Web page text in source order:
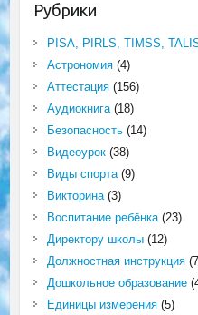
Рубрики
PISA, PIRLS, TIMSS,
Астрономия(4)
Аттестация(156)
Аудиокнига(18)
Безопасность(14)
Видеоурок(38)
Виды спорта(9)
Викторина(3)
Воспитание ребёнка(23)
Директору школы(12)
Должностная инструкция
Дошкольное образование
Единицы измерения(5)